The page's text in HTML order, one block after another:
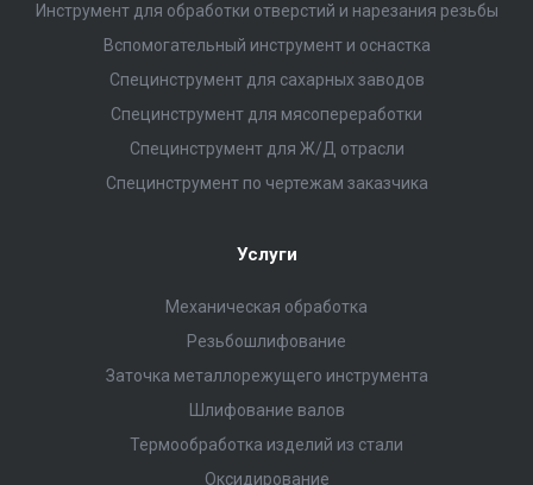
Инструмент для обработки отверстий и нарезания резьбы
Вспомогательный инструмент и оснастка
Специнструмент для сахарных заводов
Специнструмент для мясопереработки
Специнструмент для Ж/Д отрасли
Специнструмент по чертежам заказчика
Услуги
Механическая обработка
Резьбошлифование
Заточка металлорежущего инструмента
Шлифование валов
Термообработка изделий из стали
Оксидирование